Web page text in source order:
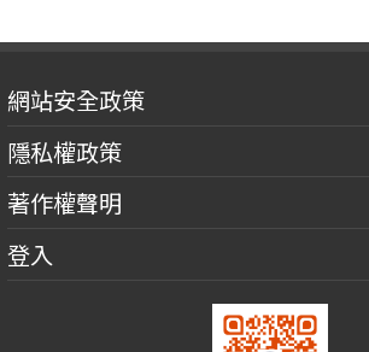
網站安全政策
隱私權政策
著作權聲明
登入